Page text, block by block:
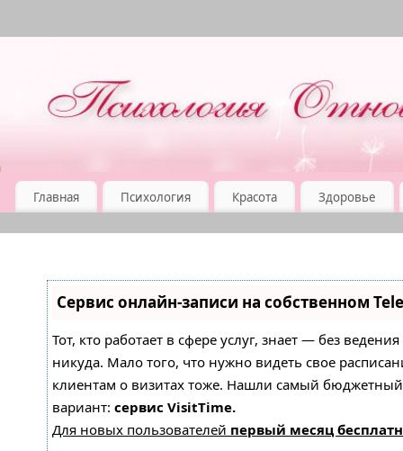
Главная Психология Красота Здоровье
Сервис онлайн-записи на собственном
Тот, кто работает в сфере услуг, знает — без
никуда. Мало того, что нужно видеть свое
клиентам о визитах тоже. Нашли самый
вариант: сервис VisitTime.
Для новых пользователей первый месяц